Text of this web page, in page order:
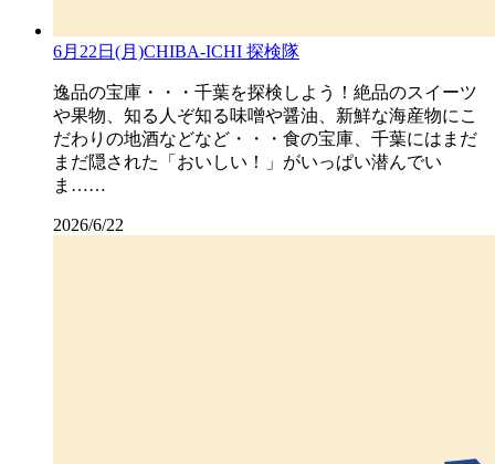
6月22日(月)CHIBA-ICHI 探検隊
逸品の宝庫・・・千葉を探検しよう！絶品のスイーツ
や果物、知る人ぞ知る味噌や醤油、新鮮な海産物にこ
だわりの地酒などなど・・・食の宝庫、千葉にはまだ
まだ隠された「おいしい！」がいっぱい潜んでい
ま……
2026/6/22